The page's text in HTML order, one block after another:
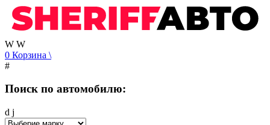
W W
0 Корзина \
#
Поиск по автомобилю:
d j